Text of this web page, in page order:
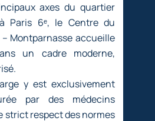
axes du quartier
Paris 6ᵉ, le Centre du
Montparnasse accueille
un cadre moderne,
y est exclusivement
par des médecins
strict respect des normes